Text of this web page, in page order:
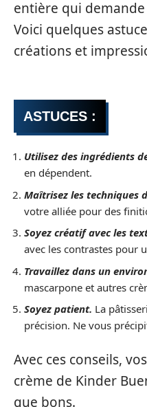
entière qui
Voici quelques
créations et
ASTUCES :
Utilisez des ingrédients
en dépendent.
Maîtrisez les techniques
votre alliée pour des
Soyez créatif avec les
avec les contrastes pour
Travaillez dans un
mascarpone et autres
Soyez patient. La
précision. Ne vous
Avec ces conseils,
crème de Kinder
que bons.